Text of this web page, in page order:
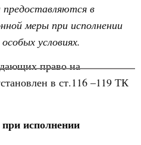
в
меры при исполнении
условиях.
право на
в ст.116 –119 ТК
исполнении